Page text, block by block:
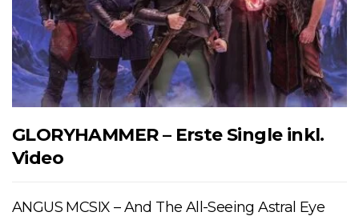
GLORYHAMMER – Erste Single inkl.
Video
ANGUS MCSIX – And The All-Seeing Astral Eye